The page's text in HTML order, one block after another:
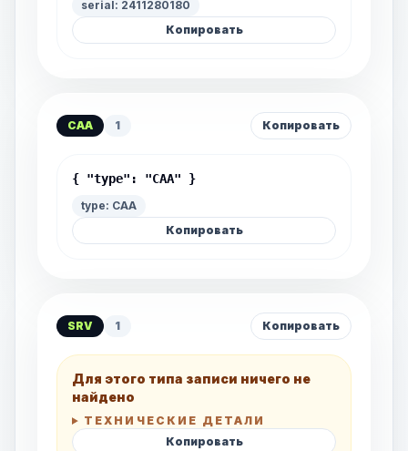
serial: 2411280180
Копировать
CAA 1 Копировать
{ "type": "CAA" }
type: CAA
Копировать
SRV 1 Копировать
Для этого типа записи ничего не
найдено
ТЕХНИЧЕСКИЕ ДЕТАЛИ
Копировать